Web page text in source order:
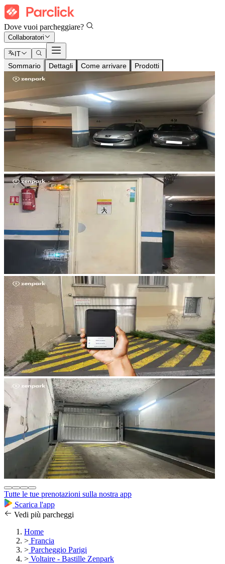
Dove vuoi parcheggiare?
Collaboratori
IT
Sommario Dettagli Come arrivare Prodotti
Tutte le tue prenotazioni sulla nostra app
Scarica l'app
Vedi più parcheggi
Home
> Francia
> Parcheggio Parigi
> Voltaire - Bastille Zenpark